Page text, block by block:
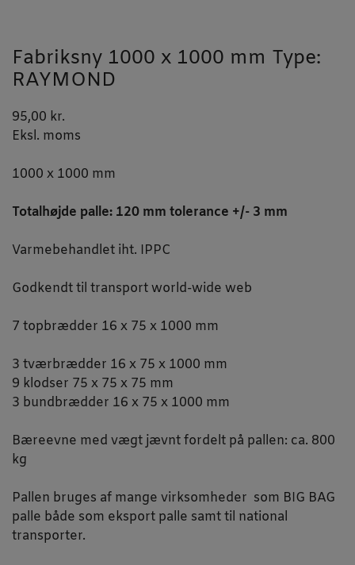
Fabriksny 1000 x 1000 mm Type:
RAYMOND
95,00 kr.
Eksl. moms
1000 x 1000 mm
Totalhøjde palle: 120 mm tolerance +/- 3 mm
Varmebehandlet iht. IPPC
Godkendt til transport world-wide web
7 topbrædder 16 x 75 x 1000 mm
3 tværbrædder 16 x 75 x 1000 mm
9 klodser 75 x 75 x 75 mm
3 bundbrædder 16 x 75 x 1000 mm
Bæreevne med vægt jævnt fordelt på pallen: ca. 800
kg
Pallen bruges af mange virksomheder som BIG BAG
palle både som eksport palle samt til national
transporter.